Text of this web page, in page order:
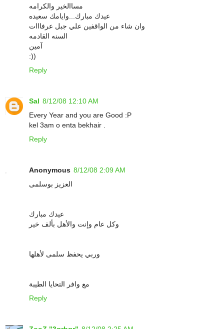
مساالخير والكرامه
عيدك مبارك...وايامك سعيده
وان شاء من الواقفين علي جبل عرفااات
السنه القادمه
آمين
:))
Reply
Sal 8/12/08 12:10 AM
Every Year and you are Good :P
kel 3am o enta bekhair .
Reply
Anonymous 8/12/08 2:09 AM
العزيز بوسلمى
عيدك مبارك
وكل عام وإنت والأهل بألف خير
وربي يحفظ سلمى لأهلها
مع وافر التحايا الطيبة
Reply